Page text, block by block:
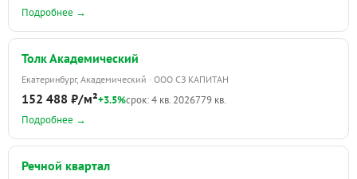
Подробнее →
Толк Академический
Екатеринбург, Академический · ООО СЗ КАПИТАН
152 488 ₽/м²+3.5%срок: 4 кв. 2026779 кв.
Подробнее →
Речной квартал